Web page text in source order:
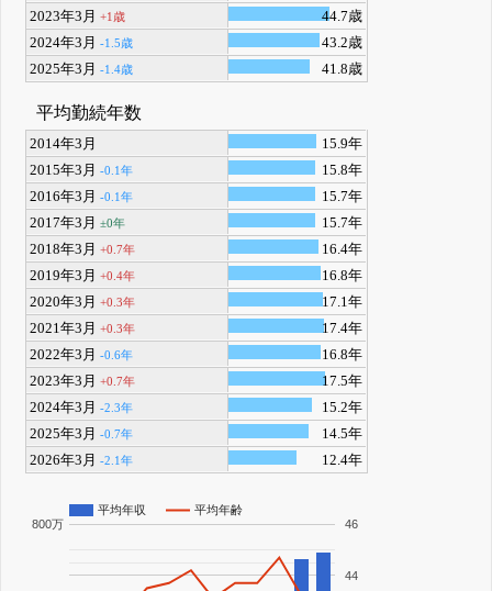
2023年3月+1歳
44.7歳
2024年3月-1.5歳
43.2歳
2025年3月-1.4歳 41.8歳
平均勤続年数
2014年3月
15.9年
2015年3月-0.1年
15.8年
2016年3月-0.1年
15.7年
2017年3月±0年
15.7年
2018年3月+0.7年
16.4年
2019年3月+0.4年
16.8年
2020年3月+0.3年
17.1年
2021年3月+0.3年
17.4年
2022年3月-0.6年
16.8年
2023年3月+0.7年
17.5年
2024年3月-2.3年
15.2年
2025年3月-0.7年
14.5年
2026年3月-2.1年 12.4年
平均年収 平均年齢
800万
44
46